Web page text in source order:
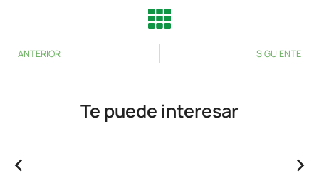
ANTERIOR SIGUIENTE
Te puede interesar